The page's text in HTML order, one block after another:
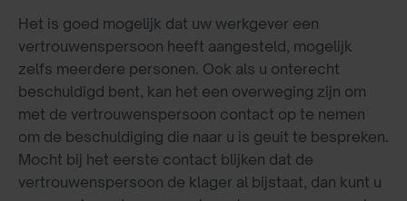
Het is goed mogelijk dat uw werkgever een
vertrouwenspersoon heeft aangesteld, mogelijk
zelfs meerdere personen. Ook als u onterecht
beschuldigd bent, kan het een overweging zijn om
met de vertrouwenspersoon contact op te nemen
om de beschuldiging die naar u is geuit te bespreken.
Mocht bij het eerste contact blijken dat de
vertrouwenspersoon de klager al bijstaat, dan kunt u